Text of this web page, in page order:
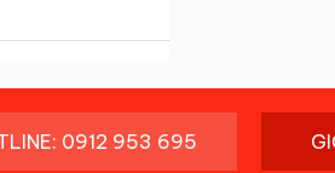
0912 953 695